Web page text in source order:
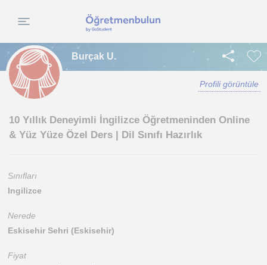
Burçak U.
Profili görüntüle
10 Yıllık Deneyimli İngilizce Öğretmeninden Online
& Yüz Yüze Özel Ders | Dil Sınıfı Hazırlık
Sınıfları
Ingilizce
Nerede
Eskisehir Sehri (Eskisehir)
Fiyat